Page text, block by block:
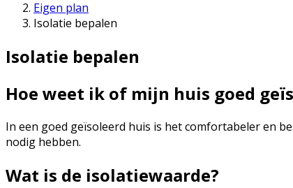
Eigen plan
Isolatie bepalen
Isolatie bepalen
Hoe weet ik of mijn huis goed
In een goed geïsoleerd huis is het comfortabeler en
nodig hebben.
Wat is de isolatiewaarde?